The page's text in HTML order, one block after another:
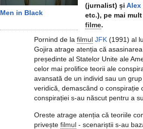
Men in Black
(jurnalist) și Alex
etc.), pe mai
filme.
Pornind de la filmul JFK (1991) al
Gojira atrage atenția că
președinte al Statelor Unite ale
celor mai prolifice teorii ale
avansată de un individ sau un
veridică, demascând o conspirație
conspirației s-au născut pentru a
Oreste atrage atenția că teoriile
privește filmul - scenariștii s-au